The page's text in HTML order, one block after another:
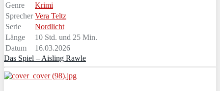
Genre
Krimi
Sprecher Vera Teltz
Serie
Nordlicht
Länge
10 Std. und 25 Min.
Datum
16.03.2026
Das Spiel – Aisling Rawle